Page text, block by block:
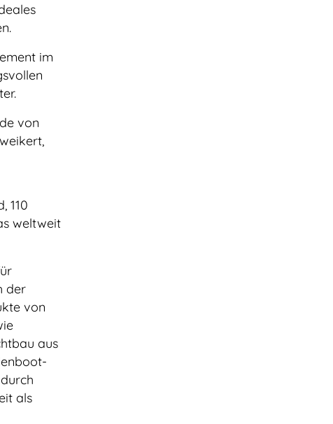
im
von
110
weltweit
der
von
aus
als